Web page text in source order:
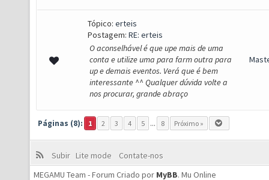
Tópico: erteis
Postagem: RE: erteis
O aconselhável é que upe mais de uma
conta e utilize uma para farm outra para
up e demais eventos. Verá que é bem
interessante ^^ Qualquer dúvida volte a
nos procurar, grande abraço
Páginas (8): 1 2 3 4 5 ... 8 Próximo »
Subir Lite mode
Contate-nos
MEGAMU Team - Forum Criado por MyBB. Mu Online